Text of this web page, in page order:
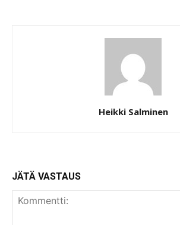
Heikki Salminen
JÄTÄ VASTAUS